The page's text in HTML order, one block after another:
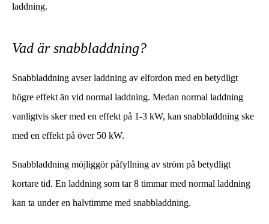
laddning.
Vad är snabbladdning?
Snabbladdning avser laddning av elfordon med en betydligt
högre effekt än vid normal laddning. Medan normal laddning
vanligtvis sker med en effekt på 1-3 kW, kan snabbladdning ske
med en effekt på över 50 kW.
Snabbladdning möjliggör påfyllning av ström på betydligt
kortare tid. En laddning som tar 8 timmar med normal laddning
kan ta under en halvtimme med snabbladdning.